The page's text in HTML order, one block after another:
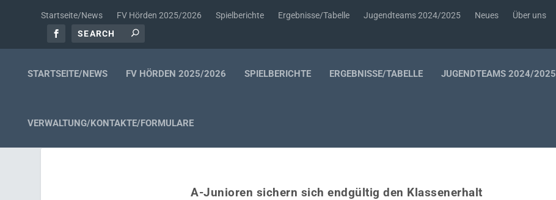
Startseite/News FV Hörden 2025/2026 Spielberichte Ergebnisse/Tabelle Jugendteams 2024/2025 Neues Über uns
STARTSEITE/NEWS FV HÖRDEN 2025/2026 SPIELBERICHTE ERGEBNISSE/TABELLE JUGENDTEAMS 2024/2025
VERWALTUNG/KONTAKTE/FORMULARE
A-Junioren sichern sich endgültig den Klassenerhalt